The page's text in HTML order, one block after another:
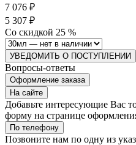
7 076 ₽
5 307 ₽
Со скидкой 25 %
УВЕДОМИТЬ О ПОСТУПЛЕНИИ
Вопросы-ответы
Оформление заказа
На сайте
Добавьте интересующие Вас
форму на странице
По телефону
Позвоните нам по одну из